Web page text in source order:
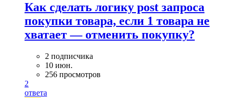
Как сделать логику post запроса
покупки товара, если 1 товара не
хватает — отменить покупку?
2 подписчика
10 июн.
256 просмотров
2
ответа